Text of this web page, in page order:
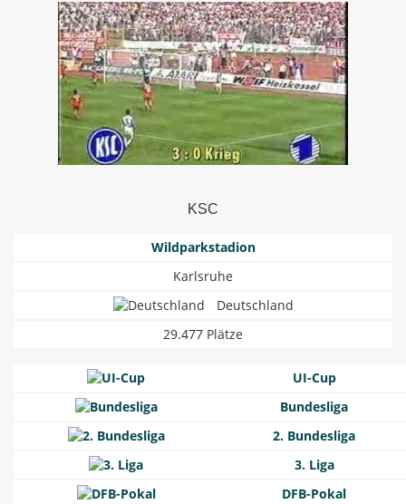
KSC
Wildparkstadion
Karlsruhe
Deutschland
29.477 Plätze
UI-Cup
Bundesliga
2. Bundesliga
3. Liga
DFB-Pokal